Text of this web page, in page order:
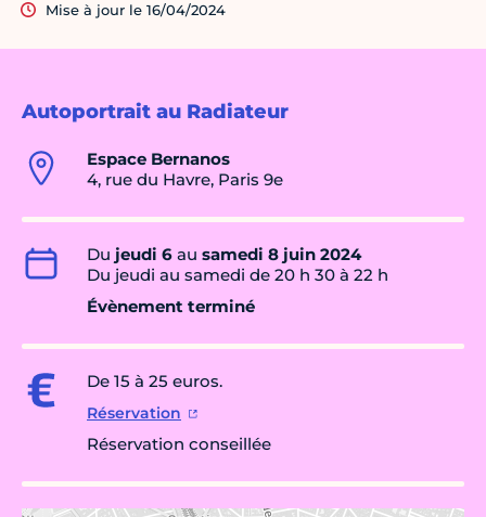
Autoportrait au Radiateur
Espace Bernanos
4, rue du Havre, Paris 9e
Du jeudi 6 au samedi 8 juin 2024
Du jeudi au samedi de 20 h 30 à 22 h
Évènement terminé
De 15 à 25 euros.
Réservation
Réservation conseillée
Mise à jour le 16/04/2024